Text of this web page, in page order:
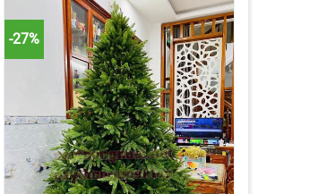
-27%